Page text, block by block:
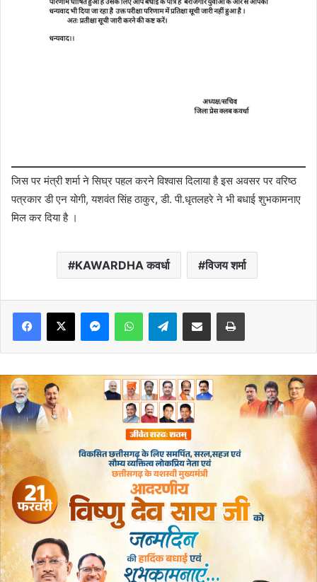
जिस पर मंत्री शर्मा ने सिघ्र पहल करने विश्वास दिलाया है इस अवसर पर वरिष्ठ
पत्रकार डी एन योगी, यशवंत सिंह ठाकुर, डी. पी.धृतलहरे ने भी बधाई शुभकामनाए
मिल कर दिया है ।
KAWARDHA कवर्धा विजय शर्मा
Telegram